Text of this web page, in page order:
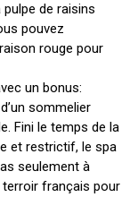
de raisins
pouvez
rouge pour
un bonus:
sommelier
Fini le temps de la
et restrictif, le spa
seulement à
terroir français pour